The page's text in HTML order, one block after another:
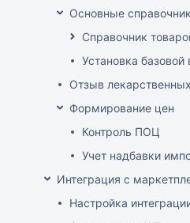
Основные
Справочник
Установка базовой
Отзыв
Формирование цен
Контроль ПОЦ
Учет надбавки
Интеграция с
Настройка интеграции